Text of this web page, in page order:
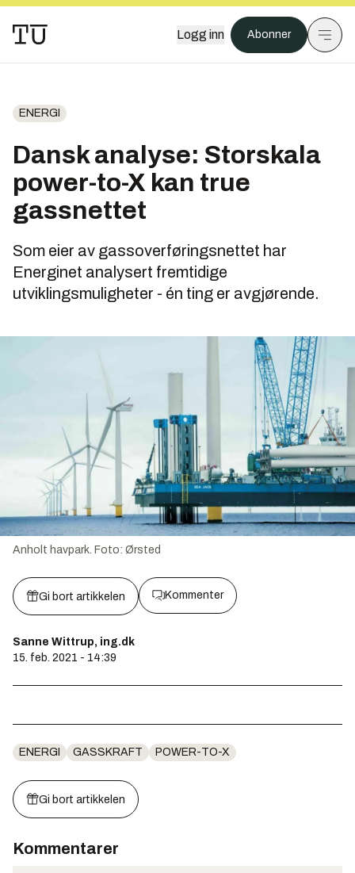
Logg inn Abonner
ENERGI
Dansk analyse: Storskala
power-to-X kan true
gassnettet
Som eier av gassoverføringsnettet har
Energinet analysert fremtidige
utviklingsmuligheter - én ting er avgjørende.
Anholt havpark. Foto: Ørsted
Gi bort artikkelen Kommenter
Sanne Wittrup, ing.dk
15. feb. 2021 - 14:39
ENERGI GASSKRAFT POWER-TO-X
Gi bort artikkelen
Kommentarer